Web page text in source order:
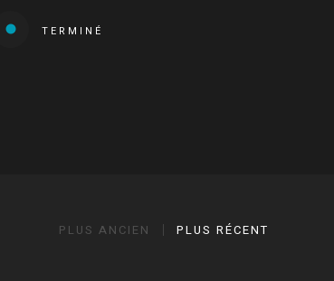
TERMINÉ
PLUS ANCIEN PLUS RÉCENT